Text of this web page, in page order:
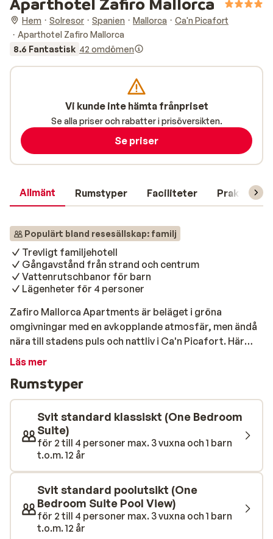
Hem Solresor Spanien Mallorca
Ca'n Picafort
Aparthotel Zafiro Mallorca
8.6 Fantastisk 42 omdömen
Allmänt Rumstyper Faciliteter Praktisk
Populärt bland resesällskap: familj
Trevligt familjehotell
Gångavstånd från strand och centrum
Vattenrutschbanor för barn
Lägenheter för 4 personer
Zafiro Mallorca Apartments är beläget i gröna
omgivningar med en avkopplande atmosfär, men ändå
nära till stadens puls och nattliv i Ca'n Picafort. Här
trivs barnfamiljen som vill semestra självständigt och
avkopplad semester. Med ett stort poolområde som
erbjuder såväl vattenpark som relaxpool kommer detta
bli en minnesvärd semester för alla åldrar. I den
välskötta trädgården finner du ett inbjudande
poolområde med hela tre pooler och ett eget litet
paradis för barnen. Tillsammans kan ni ha kul i den
separata barnpoolen, fylld med piratskepp och
vattenrutschkanor, eller delta i någon av de roliga
aktiviteter som anordnas. För stunder av avkoppling
kan du njuta av en simtur i relaxpoolen eller unna dig en
massage på hotellets spaavdelning. Cirka 600 meter
Läs mer
Rumstyper
Svit standard klassiskt (One Bedroom
Suite)
för 2 till 4 personer max. 3 vuxna och 1 barn
t.o.m. 12 år
Svit standard poolutsikt (One
Bedroom Suite Pool View)
för 2 till 4 personer max. 3 vuxna och 1 barn
t.o.m. 12 år
Vi kunde inte hämta frånpriset
Se alla priser och rabatter i prisöversikten.
Se priser